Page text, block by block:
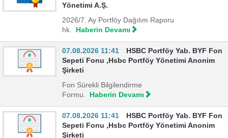
Yönetimi A.Ş.
2026/7. Ay Portföy Dağılım Raporu
hk. Haberin Devamı
07.08.2026 11:41
HSBC Portföy Yab. BYF Fon
Sepeti Fonu ,Hsbc Portföy Yönetimi Anonim
Şirketi
Fon Sürekli Bilgilendirme
Formu. Haberin Devamı
07.08.2026 11:41
HSBC Portföy Yab. BYF Fon
Sepeti Fonu ,Hsbc Portföy Yönetimi Anonim
Şirketi